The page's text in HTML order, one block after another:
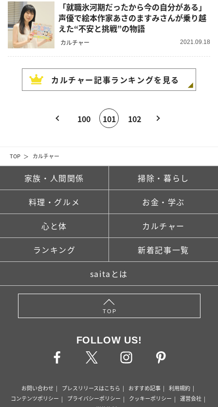
TOP カルチャー
「就職氷河期だったから今の自分がある」
声優で絵本作家あさのますみさんが乗り越
えた“不安と挑戦”の物語
カルチャー 2021.09.18
カルチャー記事ランキングを見る
100 101 102
家族・人間関係 掃除・暮らし
料理・グルメ お金・学ぶ
心と体 カルチャー
ランキング 新着記事一覧
saitaとは
TOP
FOLLOW US!
お問い合わせ プレスリリースはこちら おすすめ記事
利用規約
コンテンツポリシー
プライバシーポリシー クッキーポリシー
運営会社